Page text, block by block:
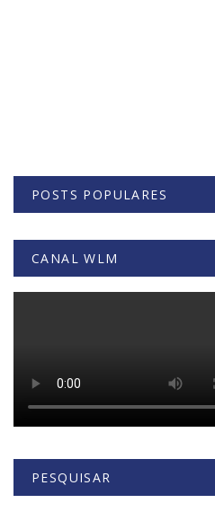
POSTS POPULARES
CANAL WLM
PESQUISAR